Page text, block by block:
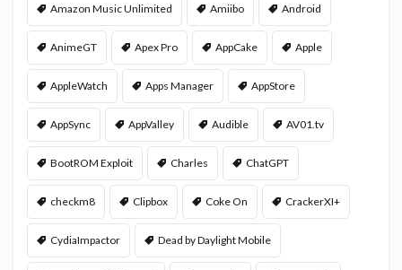
Amazon Music Unlimited Amiibo Android
AnimeGT Apex Pro AppCake Apple
AppleWatch Apps Manager AppStore
AppSync AppValley Audible AV01.tv
BootROM Exploit Charles ChatGPT
checkm8 Clipbox Coke On CrackerXI+
CydiaImpactor Dead by Daylight Mobile